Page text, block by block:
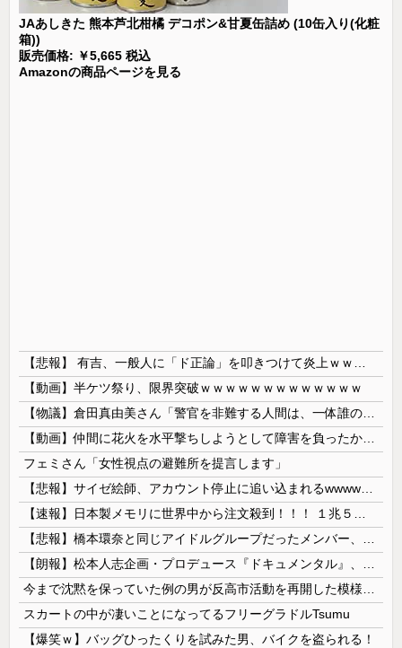
JAあしきた 熊本芦北柑橘 デコポン&甘夏缶詰め (10缶入り(化粧
箱))
販売価格: ￥5,665 税込
Amazonの商品ページを見る
【悲報】 有吉、一般人に「ド正論」を叩きつけて炎上ｗｗｗｗｗｗｗｗ
【動画】半ケツ祭り、限界突破ｗｗｗｗｗｗｗｗｗｗｗｗｗ
【物議】倉田真由美さん「警官を非難する人間は、一体誰の命を守りたいのか」
【動画】仲間に花火を水平撃ちしようとして障害を負ったかもしれない事故。
フェミさん「女性視点の避難所を提言します」
【悲報】サイゼ絵師、アカウント停止に追い込まれるwwwwwww
【速報】日本製メモリに世界中から注文殺到！！！ １兆５０００億円で工場増築へ
【悲報】橋本環奈と同じアイドルグループだったメンバー、突然暴露をしだす 【Pickup05153422】
【朗報】松本人志企画・プロデュース『ドキュメンタル』、アメリカで初の制作が決定！ 海外タイトル『LOL』として世界25ヶ国・地域で展開
今まで沈黙を保っていた例の男が反高市活動を再開した模様、財務省を手を組んでの返り咲きが狙いか？
スカートの中が凄いことになってるフリーグラドルTsumu
【爆笑ｗ】バッグひったくりを試みた男、バイクを盗られる！